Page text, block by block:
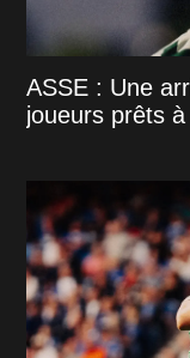
ASSE : Une
joueurs prêts